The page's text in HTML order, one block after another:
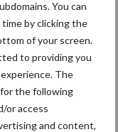
You can
by clicking the
of your screen.
to providing you
The
the following
or access
and content,
&